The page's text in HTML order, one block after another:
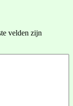
velden zijn